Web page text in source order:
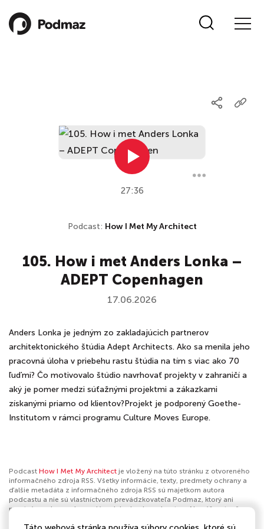
27:36
Podcast: How I Met My Architect
105. How i met Anders Lonka –
ADEPT Copenhagen
17.06.2026
Anders Lonka je jedným zo zakladajúcich partnerov
architektonického štúdia Adept Architects. Ako sa menila jeho
pracovná úloha v priebehu rastu štúdia na tím s viac ako 70
ľuďmi? Čo motivovalo štúdio navrhovať projekty v zahraničí a
aký je pomer medzi súťažnými projektmi a zákazkami
získanými priamo od klientov?Projekt je podporený Goethe-
Institutom v rámci programu Culture Moves Europe.
Podcast How I Met My Architect je vložený na túto stránku z otvoreného
informačného zdroja RSS. Všetky informácie, texty, predmety ochrany a
ďalšie metadáta z informačného zdroja RSS sú majetkom autora
podcastu a nie sú vlastníctvom prevádzkovateľa Podmaz, ktorý ani
nevytvára ani nezodpovedá za ich obsah podcastov. Ak máš za to, že